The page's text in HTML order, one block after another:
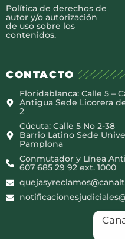
Política de derechos de
autor y/o autorización
de uso sobre los
contenidos.
CONTACTO
Floridablanca: Calle 5 –
Antigua Sede Licorera
2
Cúcuta: Calle 5 No 2-38
Barrio Latino Sede
Pamplona
Conmutador y Línea
607 685 29 92 ext. 1000